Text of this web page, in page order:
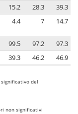
15.2 28.3
39.3
4.4 7 14.7
99.5 97.2
97.3
39.3 46.2 46.9
del
non significativi